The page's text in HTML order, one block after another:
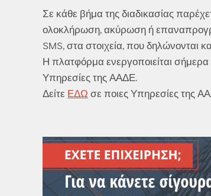
Σε κάθε βήμα της διαδικασίας
ολοκλήρωση, ακύρωση ή
SMS, στα στοιχεία, που δηλώνονται
Η πλατφόρμα ενεργοποιείται
Υπηρεσίες της ΑΑΔΕ.
Δείτε ΕΔΩ σε ποιες Υπηρεσίες της